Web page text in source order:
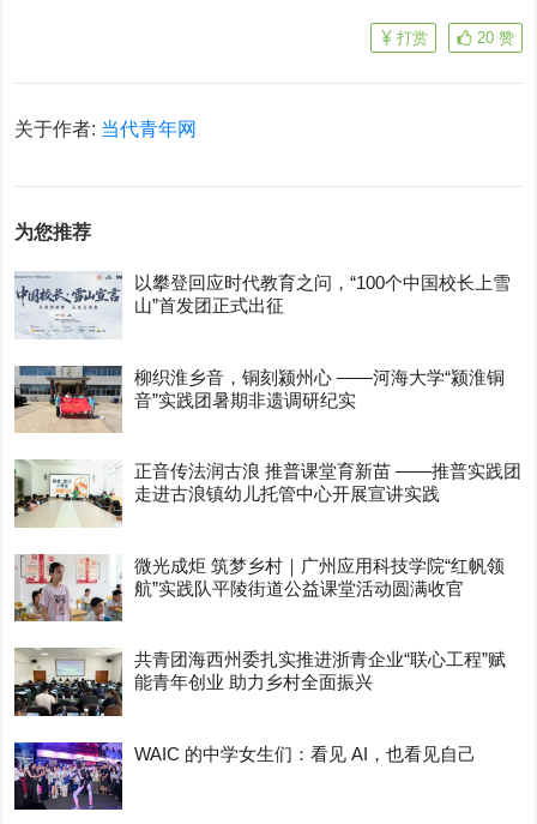
20 赞
打赏
关于作者: 当代青年网
为您推荐
以攀登回应时代教育之问，“100个中国校长上雪
山”首发团正式出征
柳织淮乡音，铜刻颍州心 ——河海大学“颍淮铜
音”实践团暑期非遗调研纪实
正音传法润古浪 推普课堂育新苗 ——推普实践团
走进古浪镇幼儿托管中心开展宣讲实践
微光成炬 筑梦乡村｜广州应用科技学院“红帆领
航”实践队平陵街道公益课堂活动圆满收官
共青团海西州委扎实推进浙青企业“联心工程”赋
能青年创业 助力乡村全面振兴
WAIC 的中学女生们：看见 AI，也看见自己